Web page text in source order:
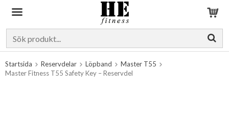
Startsida Reservdelar Löpband
Master T55
Master Fitness T55 Safety Key – Reservdel